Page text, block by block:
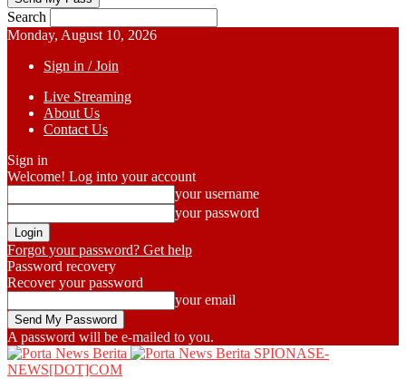
Search
Monday, August 10, 2026
Sign in / Join
Live Streaming
About Us
Contact Us
Sign in
Welcome! Log into your account
your username
your password
Forgot your password? Get help
Password recovery
Recover your password
your email
A password will be e-mailed to you.
SPIONASE-
NEWS[DOT]COM